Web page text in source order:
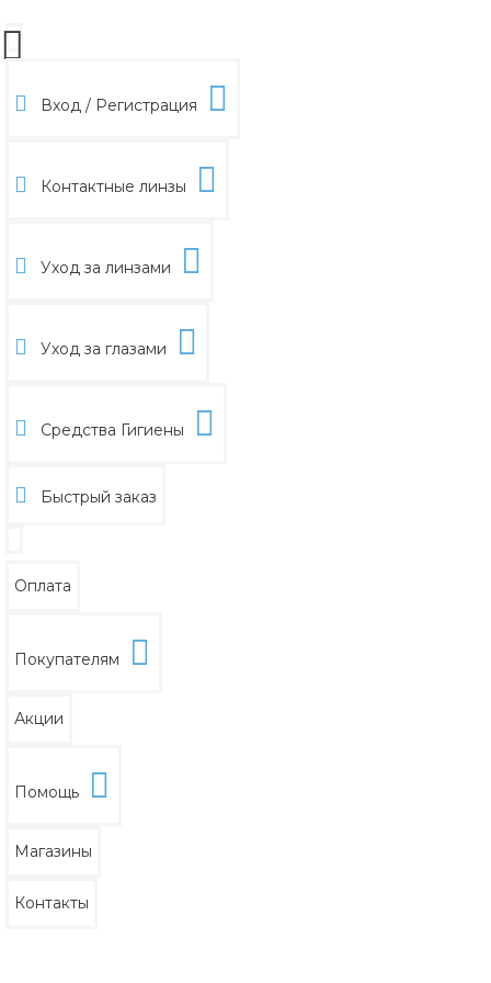
Вход / Регистрация
Контактные линзы
Уход за линзами
Уход за глазами
Средства Гигиены
Быстрый заказ
Оплата
Покупателям
Акции
Помощь
Магазины
Контакты